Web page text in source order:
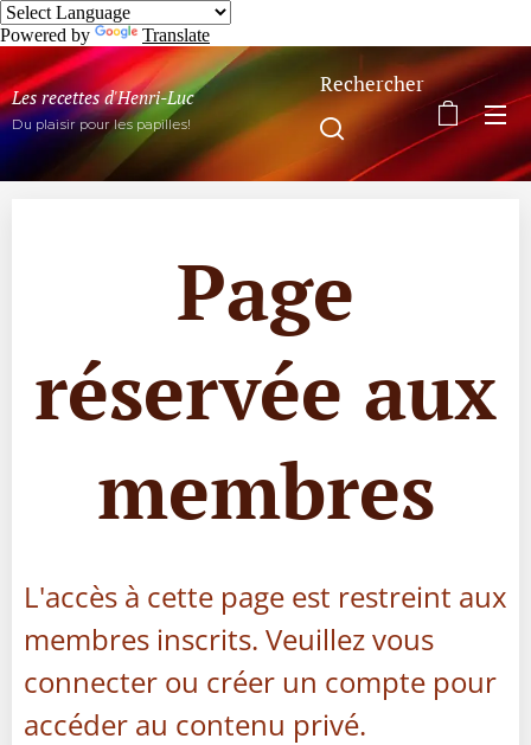
Powered by Translate
Les recettes d'Henri-Luc
Du plaisir pour les papilles!
Rechercher
Page
réservée aux
membres
L'accès à cette page est restreint aux
membres inscrits. Veuillez vous
connecter ou créer un compte pour
accéder au contenu privé.